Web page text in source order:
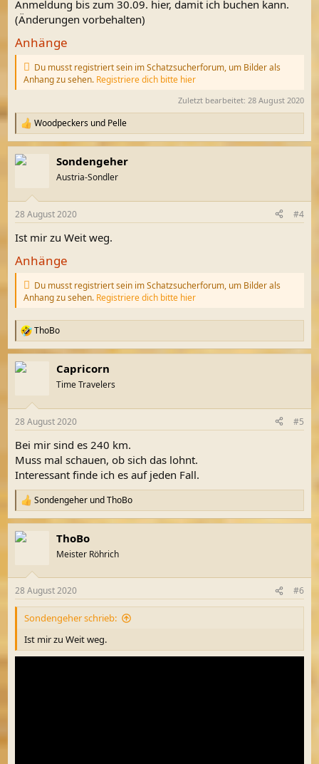
Anmeldung bis zum 30.09. hier, damit ich buchen kann.
(Änderungen vorbehalten)
Anhänge
Du musst registriert sein im Schatzsucherforum, um Bilder als
Anhang zu sehen. Registriere dich bitte hier
Zuletzt bearbeitet: 28 August 2020
R
e
a
k
e
:
Woodpeckers und Pelle
Sondengeher
Austria-Sondler
28 August 2020 #4
Ist mir zu Weit weg.
Anhänge
Du musst registriert sein im Schatzsucherforum, um Bilder als
Anhang zu sehen. Registriere dich bitte hier
R
e
a
k
e
:
ThoBo
Capricorn
Time Travelers
28 August 2020 #5
Bei mir sind es 240 km.
Muss mal schauen, ob sich das lohnt.
Interessant finde ich es auf jeden Fall.
R
e
a
k
e
n
Sondengeher undThoBo
ThoBo
Meister Röhrich
28 August 2020 #6
Sondengeher schrieb:
Ist mir zu Weit weg.